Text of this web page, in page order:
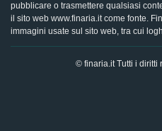
pubblicare o trasmettere qualsiasi
il sito web www.finaria.it come fonte.
immagini usate sul sito web, tra cui
© finaria.it Tutti i diritti